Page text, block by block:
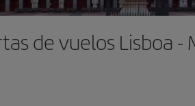
de vuelos Lisboa -